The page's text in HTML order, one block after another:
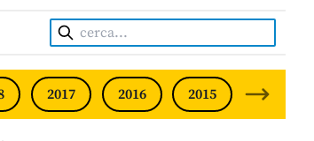
Cerca:
2017 2016 2015 2014